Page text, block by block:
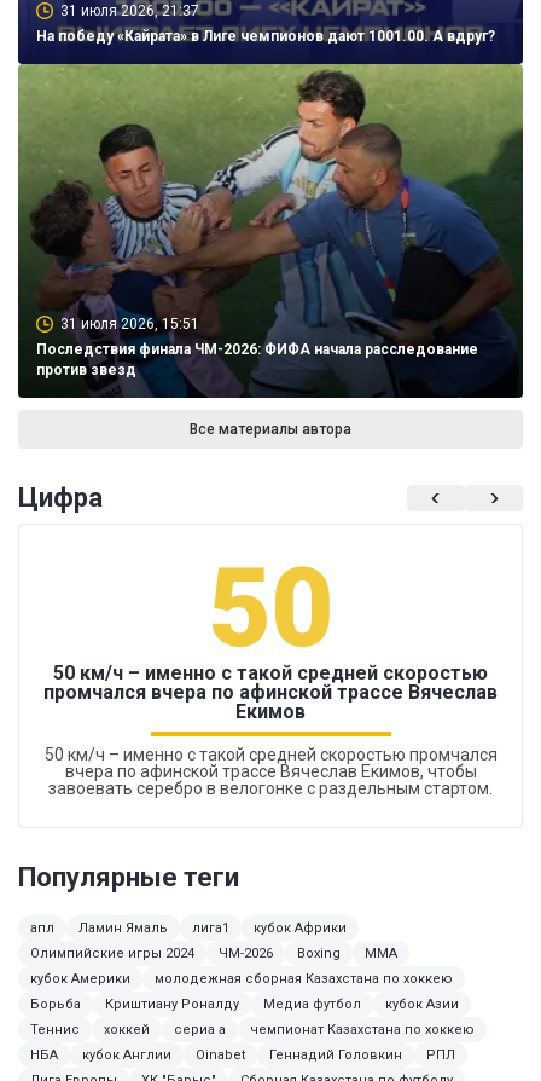
31 июля 2026, 21:37
На победу «Кайрата» в Лиге чемпионов дают 1001.00. А вдруг?
31 июля 2026, 15:51
Последствия финала ЧМ-2026: ФИФА начала расследование
против звезд
Все материалы автора
Цифра
50
50 км/ч – именно с такой средней скоростью
промчался вчера по афинской трассе Вячеслав
Екимов
50 км/ч – именно с такой средней скоростью промчался
вчера по афинской трассе Вячеслав Екимов, чтобы
завоевать серебро в велогонке с раздельным стартом.
Популярные теги
апл Ламин Ямаль лига1
кубок Африки
Олимпийские игры 2024
ЧМ-2026 Boxing
MMA
кубок Америки
молодежная сборная Казахстана по хоккею
Борьба
Криштиану Роналду Медиа футбол
кубок Азии
Теннис
хоккей сериа а
чемпионат Казахстана по хоккею
НБА
кубок Англии Oinabet Геннадий Головкин
РПЛ